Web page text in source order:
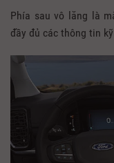
Phía sau vô lăng là
đầy đủ các thông tin